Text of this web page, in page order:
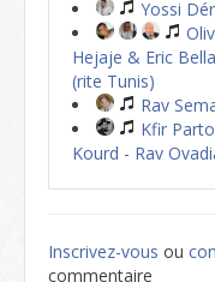
Yossi
Hejaje & Eric
(rite Tunis)
Rav
Kfir
Kourd - Rav
Inscrivez-vous ou
commentaire